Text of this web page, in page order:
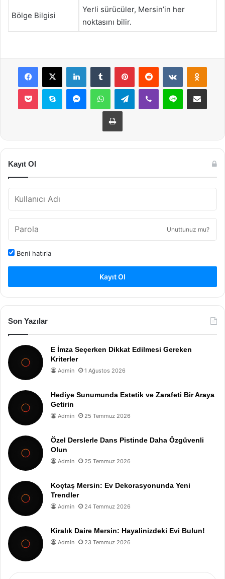
Bölge Bilgisi
Yerli sürücüler, Mersin’in her
noktasını bilir.
Facebook
X LinkedInTumblr PinterestReddit VKontakte
Pocket Skype MessengerWhatsAppTelegramViber Line E-Posta ile
Yazdır
Kayıt Ol
Unuttunuz mu?
Beni hatırla
Kayıt Ol
Son Yazılar
E İmza Seçerken Dikkat Edilmesi Gereken
Kriterler
Admin 1 Ağustos 2026
Hediye Sunumunda Estetik ve Zarafeti Bir Araya
Getirin
Admin 25 Temmuz 2026
Özel Derslerle Dans Pistinde Daha Özgüvenli
Olun
Admin 25 Temmuz 2026
Koçtaş Mersin: Ev Dekorasyonunda Yeni
Trendler
Admin 24 Temmuz 2026
Kiralık Daire Mersin: Hayalinizdeki Evi Bulun!
Admin 23 Temmuz 2026